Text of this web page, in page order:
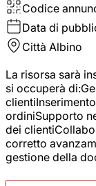
Codice
Data di
Città Albino
La risorsa sarà
si occuperà
ordiniSupporto
dei
corretto
gestione della